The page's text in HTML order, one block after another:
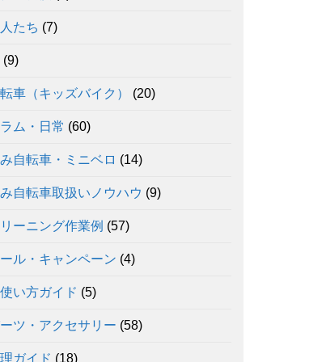
たち (7)
(9)
車（キッズバイク） (20)
ム・日常 (60)
自転車・ミニベロ (14)
自転車取扱いノウハウ (9)
ーニング作業例 (57)
ル・キャンペーン (4)
い方ガイド (5)
ツ・アクセサリー (58)
ガイド (18)